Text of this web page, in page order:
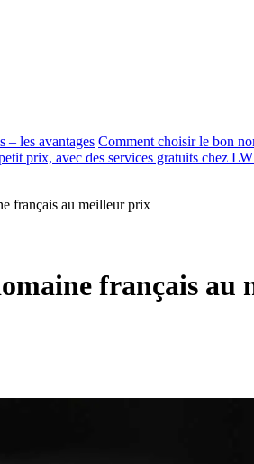
– les avantages Comment choisir le bon
prix, avec des services gratuits chez
français au meilleur prix
français